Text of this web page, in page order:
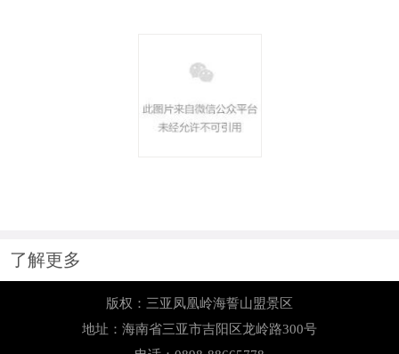
了解更多
版权：三亚凤凰岭海誓山盟景区
地址：海南省三亚市吉阳区龙岭路300号